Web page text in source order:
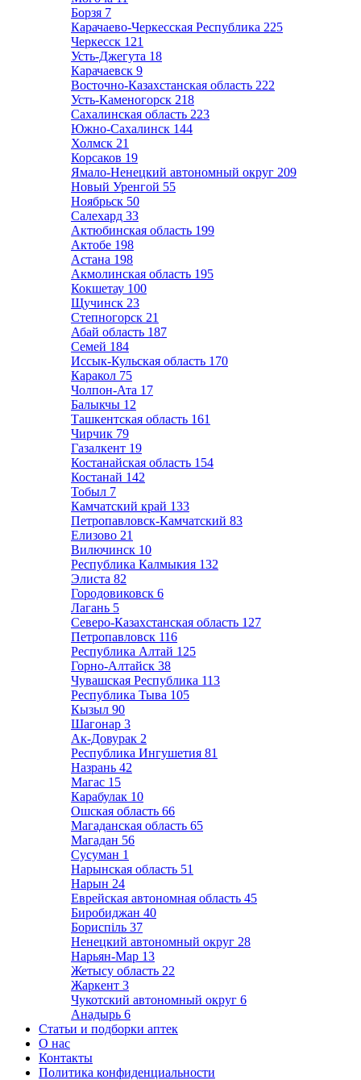
Борзя 7
Карачаево-Черкесская Республика 225
Черкесск 121
Усть-Джегута 18
Карачаевск 9
Восточно-Казахстанская область 222
Усть-Каменогорск 218
Сахалинская область 223
Южно-Сахалинск 144
Холмск 21
Корсаков 19
Ямало-Ненецкий автономный округ 209
Новый Уренгой 55
Ноябрьск 50
Салехард 33
Актюбинская область 199
Актобе 198
Астана 198
Акмолинская область 195
Кокшетау 100
Щучинск 23
Степногорск 21
Абай область 187
Семей 184
Иссык-Кульская область 170
Каракол 75
Чолпон-Ата 17
Балыкчы 12
Ташкентская область 161
Чирчик 79
Газалкент 19
Костанайская область 154
Костанай 142
Тобыл 7
Камчатский край 133
Петропавловск-Камчатский 83
Елизово 21
Вилючинск 10
Республика Калмыкия 132
Элиста 82
Городовиковск 6
Лагань 5
Северо-Казахстанская область 127
Петропавловск 116
Республика Алтай 125
Горно-Алтайск 38
Чувашская Республика 113
Республика Тыва 105
Кызыл 90
Шагонар 3
Ак-Довурак 2
Республика Ингушетия 81
Назрань 42
Магас 15
Карабулак 10
Ошская область 66
Магаданская область 65
Магадан 56
Сусуман 1
Нарынская область 51
Нарын 24
Еврейская автономная область 45
Биробиджан 40
Бориспіль 37
Ненецкий автономный округ 28
Нарьян-Мар 13
Жетысу область 22
Жаркент 3
Чукотский автономный округ 6
Анадырь 6
Статьи и подборки аптек
О нас
Контакты
Политика конфиденциальности